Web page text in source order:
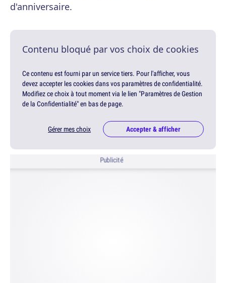
d'anniversaire.
Contenu bloqué par vos choix de cookies
Ce contenu est fourni par un service tiers. Pour l'afficher, vous
devez accepter les cookies dans vos paramètres de confidentialité.
Modifiez ce choix à tout moment via le lien "Paramètres de Gestion
de la Confidentialité" en bas de page.
Gérer mes choix Accepter & afficher
Publicité